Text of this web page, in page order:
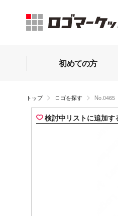
初めての方
トップ ロゴを探す No.0465
検討中リストに追加す